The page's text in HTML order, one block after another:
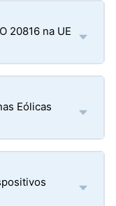
20816 na UE
Eólicas